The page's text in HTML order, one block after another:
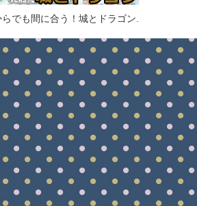
でも間に合う！城とドラゴン.